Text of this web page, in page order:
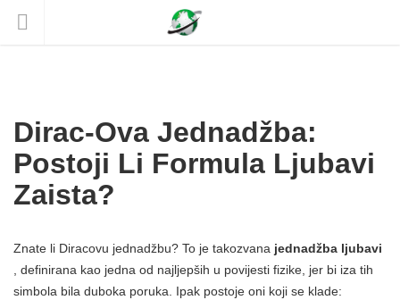
Dirac-Ova Jednadžba:
Postoji Li Formula Ljubavi
Zaista?
Znate li Diracovu jednadžbu? To je takozvana jednadžba ljubavi
, definirana kao jedna od najljepših u povijesti fizike, jer bi iza tih
simbola bila duboka poruka. Ipak postoje oni koji se klade: